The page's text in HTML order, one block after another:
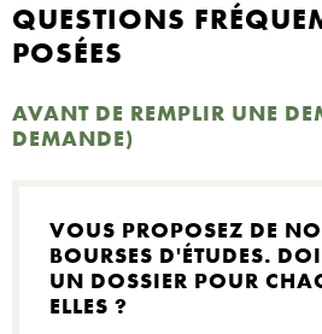
QUESTIONS
POSÉES
AVANT DE REMPLIR UNE
DEMANDE)
VOUS PROPOSEZ DE
BOURSES D'ÉTUDES.
UN DOSSIER POUR
ELLES ?